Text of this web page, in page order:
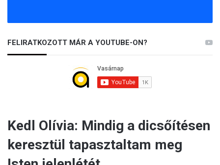
FELIRATKOZOTT MÁR A YOUTUBE-ON?